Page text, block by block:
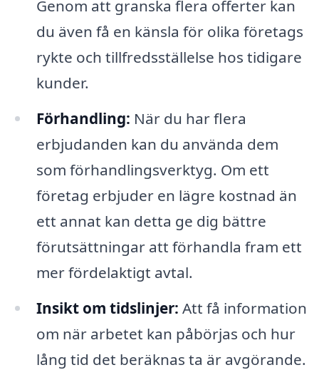
Genom att granska flera offerter kan
du även få en känsla för olika företags
rykte och tillfredsställelse hos tidigare
kunder.
Förhandling: När du har flera
erbjudanden kan du använda dem
som förhandlingsverktyg. Om ett
företag erbjuder en lägre kostnad än
ett annat kan detta ge dig bättre
förutsättningar att förhandla fram ett
mer fördelaktigt avtal.
Insikt om tidslinjer: Att få information
om när arbetet kan påbörjas och hur
lång tid det beräknas ta är avgörande.